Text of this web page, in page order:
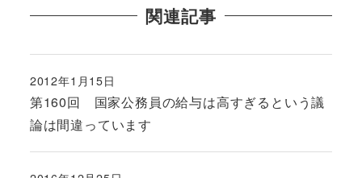
関連記事
第160回 国家公務員の給与は高すぎるという議
論は間違っています
投稿日
2012年1月15日